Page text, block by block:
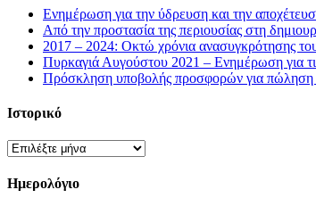
Ενημέρωση για την ύδρευση και την
Από την προστασία της περιουσίας στη
2017 – 2024: Οκτώ χρόνια ανασυγκρότησης
Πυρκαγιά Αυγούστου 2021 – Ενημέρωση για
Πρόσκληση υποβολής προσφορών για πώληση
Ιστορικό
Ιστορικό
Ημερολόγιο